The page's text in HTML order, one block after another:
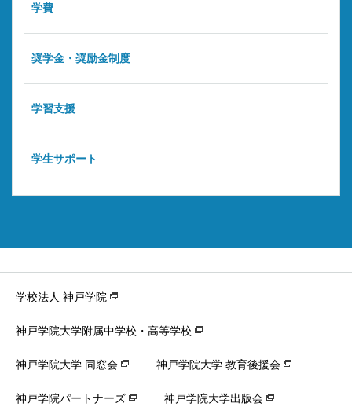
学費
奨学金・奨励金制度
学習支援
学生サポート
学校法人 神戸学院
神戸学院大学附属中学校・高等学校
神戸学院大学 同窓会 神戸学院大学 教育後援会
神戸学院パートナーズ 神戸学院大学出版会